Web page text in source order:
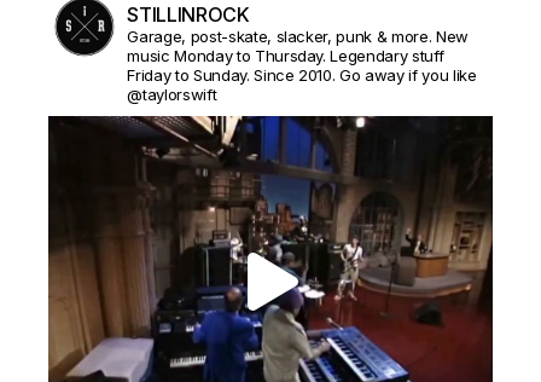
STILLINROCK
Garage, post-skate, slacker, punk & more. New
music Monday to Thursday. Legendary stuff
Friday to Sunday. Since 2010. Go away if you like
@taylorswift